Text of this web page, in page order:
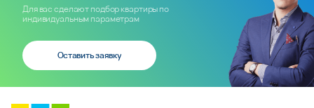
Для вас сделают подбор квартиры по
индивидуальным параметрам
Оставить заявку